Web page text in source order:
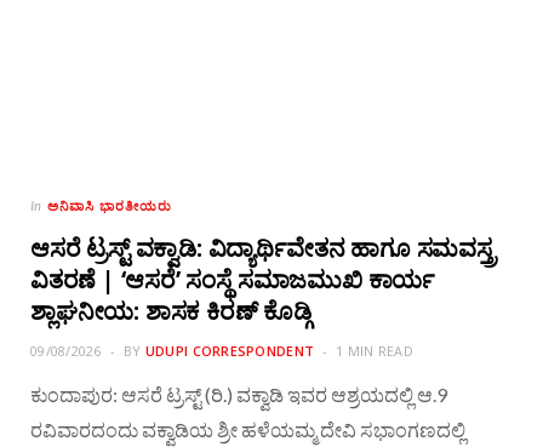
In ಅನಿವಾಸಿ ಭಾರತೀಯರು
ಆಸರೆ ಟ್ರಸ್ಟ್ ವಕ್ವಾಡಿ: ವಿದ್ಯಾರ್ಥಿವೇತನ ಹಾಗೂ ಸಮವಸ್ತ್ರ
ವಿತರಣೆ | ‘ಆಸರೆ’ ಸಂಸ್ಥೆ ಸಮಾಜಮುಖಿ ಕಾರ್ಯ
ಶ್ಲಾಘನೀಯ: ಶಾಸಕ ಕಿರಣ್ ಕೊಡ್ಗಿ
09/08/2026 BY UDUPI CORRESPONDENT 1 MIN READ
ಕುಂದಾಪುರ: ಆಸರೆ ಟ್ರಸ್ಟ್ (ರಿ.) ವಕ್ವಾಡಿ ಇವರ ಆಶ್ರಯದಲ್ಲಿ ಆ.9
ರವಿವಾರದಂದು ವಕ್ವಾಡಿಯ ಶ್ರೀ ಹಳೆಯಮ್ಮ ದೇವಿ ಸಭಾಂಗಣದಲ್ಲಿ